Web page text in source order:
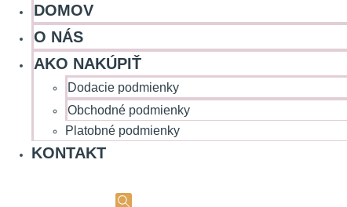
DOMOV
O NÁS
AKO NAKÚPIŤ
Dodacie podmienky
Obchodné podmienky
Platobné podmienky
KONTAKT